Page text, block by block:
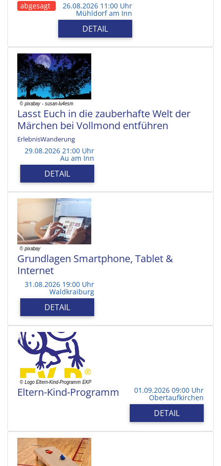
abgesagt 26.08.2026 11:00 Uhr
Mühldorf am Inn
DETAIL
Lasst Euch in die zauberhafte Welt der
Märchen bei Vollmond entführen
ErlebnisWanderung
29.08.2026 21:00 Uhr
Au am Inn
DETAIL
Grundlagen Smartphone, Tablet &
Internet
31.08.2026 19:00 Uhr
Waldkraiburg
DETAIL
Eltern-Kind-Programm 01.09.2026 09:00 Uhr
Obertaufkirchen
DETAIL